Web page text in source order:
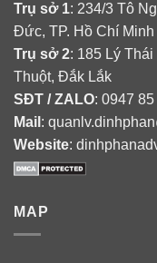
Trụ sở 1: 234/3 Tô
Đức, TP. Hồ Chí Minh
Trụ sở 2: 185 Lý
Thuột, Đắk Lắk
SĐT / ZALO: 0947
Mail :
Website:
MAP